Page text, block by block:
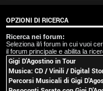
i
s
e
OPZIONI DI RICERCA
Ricerca nei forum:
Seleziona il/i forum in cui vuoi
il forum principale e abilita la